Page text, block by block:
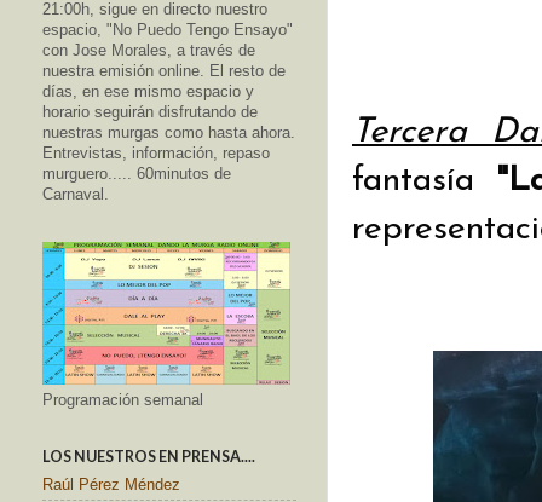
Tercera
fantasía
21:00h, sigue en directo nuestro
espacio, "No Puedo Tengo Ensayo"
con Jose Morales, a través de
nuestra emisión online. El resto de
días, en ese mismo espacio y
horario seguirán disfrutando de
nuestras murgas como hasta ahora.
Entrevistas, información, repaso
murguero..... 60minutos de
Carnaval.
Programación semanal
LOS NUESTROS EN PRENSA....
Raúl Pérez Méndez